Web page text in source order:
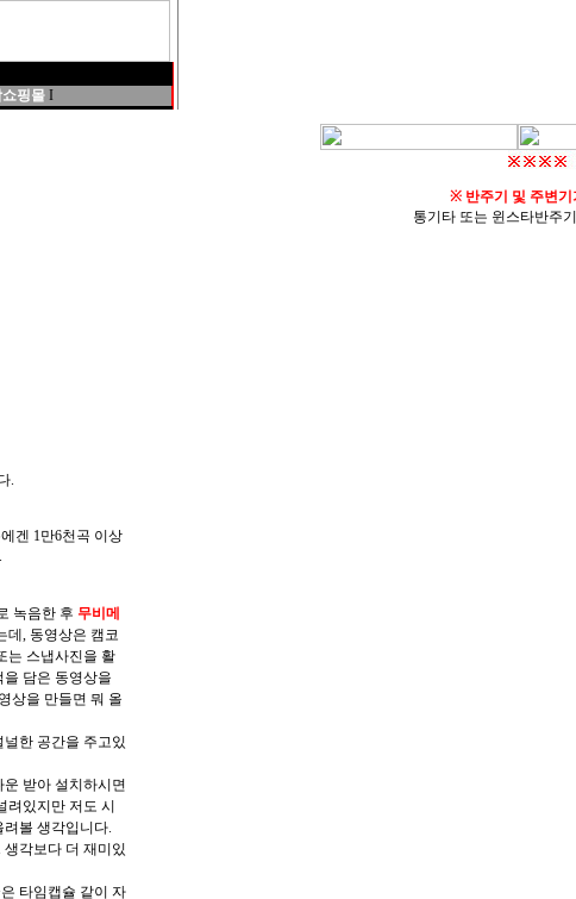
핑몰 I
※ 반주기 및 주변
통기타 또는 윈스타반주
.
겐 1만6천곡 이상
녹음한 후 무비메
데, 동영상은 캠코
는 스냅사진을 활
담은 동영상을
상을 만들면 뭐 올
한 공간을 주고있
받아 설치하시면
려있지만 저도 시
볼 생각입니다.
각보다 더 재미있
타임캡슐 같이 자